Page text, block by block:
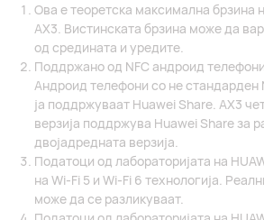
Ова е теоретска максимална брзина
AX3. Вистинската брзина може да
од средината и уредите.
Поддржано од NFC андроид
Андроид телефони со не стандарден
ја поддржуваат Huawei Share. AX3
верзија поддржува Huawei Share за
двојадредната верзија.
Податоци од лабораторијата на
на Wi-Fi 5 и Wi-Fi 6 технологија.
може да се разликуваат.